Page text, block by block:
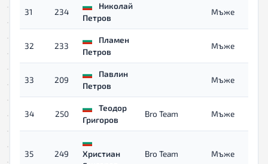
31 234
Николай
Петров
Мъже
32 233
Пламен
Петров
Мъже
33 209
Павлин
Петров
Мъже
34 250
Теодор
Григоров
Bro Team Мъже
35 249
Христиан
Bro Team Мъже